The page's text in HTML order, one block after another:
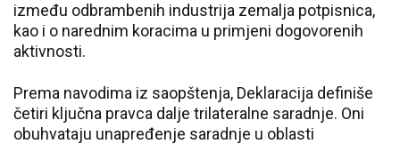
između odbrambenih industrija zemalja potpisnica,
kao i o narednim koracima u primjeni dogovorenih
aktivnosti.
Prema navodima iz saopštenja, Deklaracija definiše
četiri ključna pravca dalje trilateralne saradnje. Oni
obuhvataju unapređenje saradnje u oblasti